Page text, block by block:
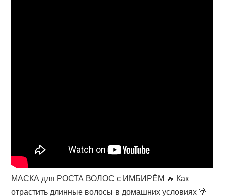
МАСКА для РОСТА ВОЛОС с ИМБИРЁМ 🔥 Как
отрастить длинные волосы в домашних условиях 🌴